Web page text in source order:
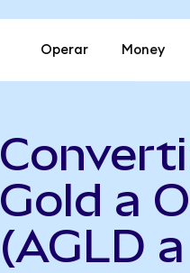
Operar Money
Gold a
(AGLD